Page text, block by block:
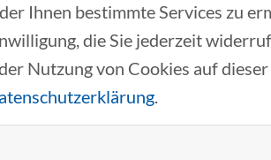
e.V. sowie des TMA
sowie zu neuen
Ihnen bestimmte Services zu
die Sie jederzeit
Nutzung von Cookies auf
.